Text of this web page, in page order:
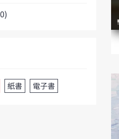
紙書 電子書